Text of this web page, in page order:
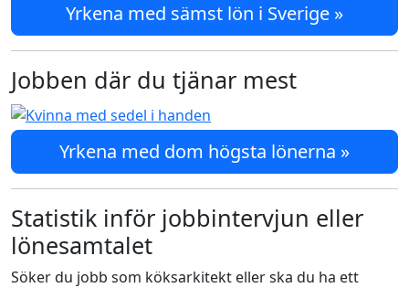
Yrkena med sämst lön i Sverige »
Jobben där du tjänar mest
Yrkena med dom högsta lönerna »
Statistik inför jobbintervjun eller
lönesamtalet
Söker du jobb som köksarkitekt eller ska du ha ett